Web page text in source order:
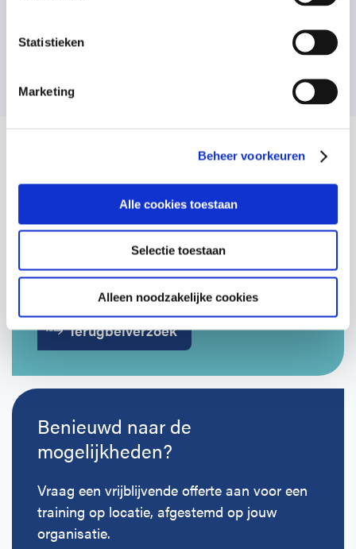
Statistieken
Marketing
Beheer voorkeuren
Alle cookies toestaan
Selectie toestaan
Alleen noodzakelijke cookies
Vragen over onze cursussen?
Laat je gegevens achter en we nemen
contact op om te bespreken wat past bij
jouw organisatie.
Terugbelverzoek
Benieuwd naar de
mogelijkheden?
Vraag een vrijblijvende offerte aan voor een
training op locatie, afgestemd op jouw
organisatie.